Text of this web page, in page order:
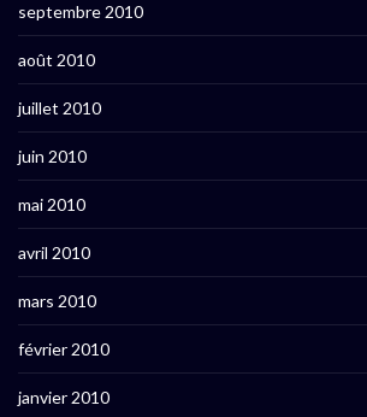
septembre 2010
août 2010
juillet 2010
juin 2010
mai 2010
avril 2010
mars 2010
février 2010
janvier 2010